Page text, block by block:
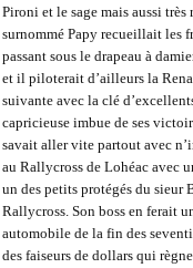
Pironi et le sage mais aussi très
surnommé Papy recueillait les
passant sous le drapeau à
et il piloterait d’ailleurs la
suivante avec la clé
capricieuse imbue de ses
savait aller vite partout avec
au Rallycross de Lohéac avec
un des petits protégés du sieur
Rallycross. Son boss en ferait
automobile de la fin des
des faiseurs de dollars qui